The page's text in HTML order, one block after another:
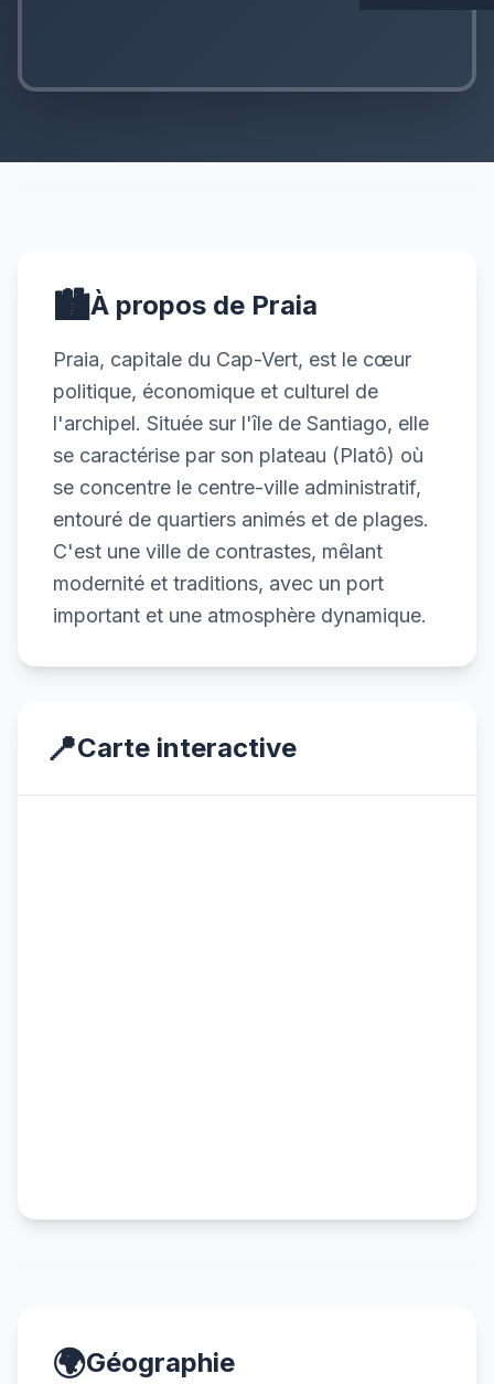
🏙️À propos de Praia
Praia, capitale du Cap-Vert, est le cœur
politique, économique et culturel de
l'archipel. Située sur l'île de Santiago, elle
se caractérise par son plateau (Platô) où
se concentre le centre-ville administratif,
entouré de quartiers animés et de plages.
C'est une ville de contrastes, mêlant
modernité et traditions, avec un port
important et une atmosphère dynamique.
📍Carte interactive
🌍Géographie